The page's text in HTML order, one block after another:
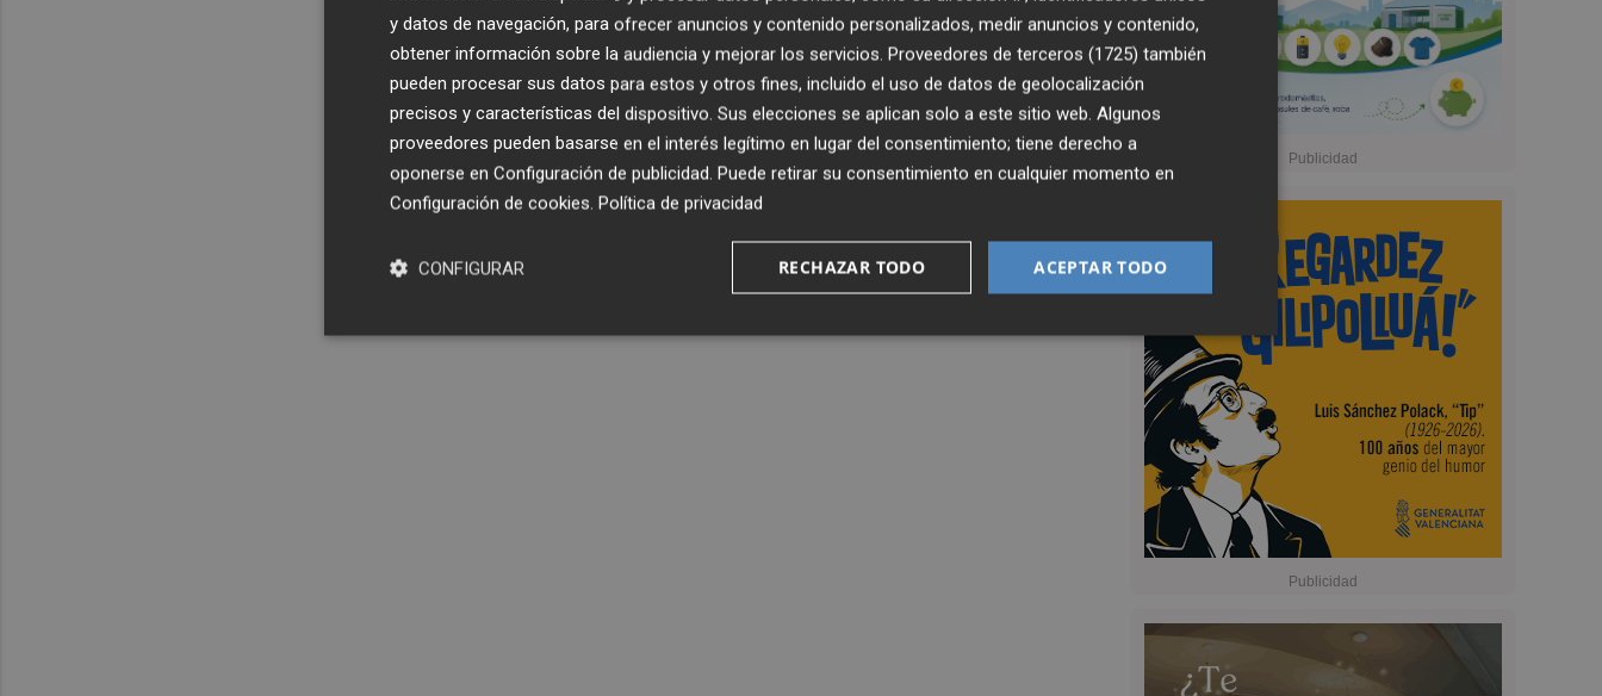
y datos de navegación, para ofrecer anuncios y contenido personalizados, medir anuncios y contenido,
obtener información sobre la audiencia y mejorar los servicios. Proveedores de terceros (1725) también
pueden procesar sus datos para estos y otros fines, incluido el uso de datos de geolocalización
precisos y características del dispositivo. Sus elecciones se aplican solo a este sitio web. Algunos
proveedores pueden basarse en el interés legítimo en lugar del consentimiento; tiene derecho a
oponerse en Configuración de publicidad. Puede retirar su consentimiento en cualquier momento en
Configuración de cookies. Política de privacidad
ACEPTAR TODO
RECHAZAR TODO
CONFIGURAR